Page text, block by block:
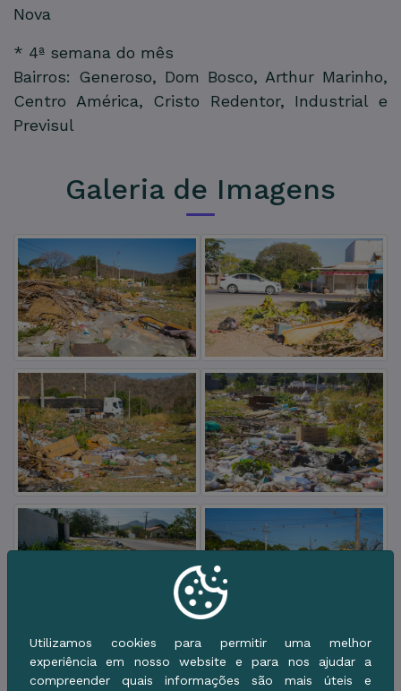
Nova
* 4ª semana do mês
Bairros: Generoso, Dom Bosco, Arthur Marinho,
Centro América, Cristo Redentor, Industrial e
Previsul
Galeria de Imagens
Utilizamos cookies para permitir uma melhor
experiência em nosso website e para nos ajudar a
compreender quais informações são mais úteis e